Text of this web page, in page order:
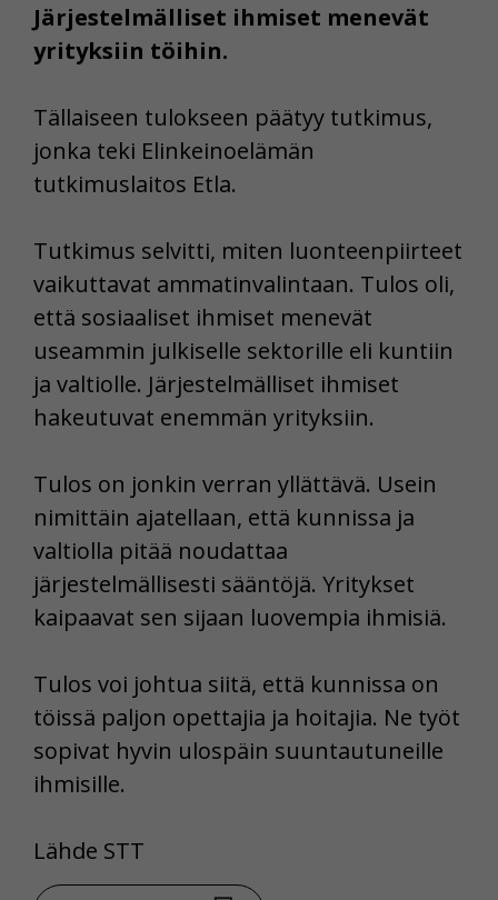
Järjestelmälliset ihmiset menevät
yrityksiin töihin.
Tällaiseen tulokseen päätyy tutkimus,
jonka teki Elinkeinoelämän
tutkimuslaitos Etla.
Tutkimus selvitti, miten luonteenpiirteet
vaikuttavat ammatinvalintaan. Tulos oli,
että sosiaaliset ihmiset menevät
useammin julkiselle sektorille eli kuntiin
ja valtiolle. Järjestelmälliset ihmiset
hakeutuvat enemmän yrityksiin.
Tulos on jonkin verran yllättävä. Usein
nimittäin ajatellaan, että kunnissa ja
valtiolla pitää noudattaa
järjestelmällisesti sääntöjä. Yritykset
kaipaavat sen sijaan luovempia ihmisiä.
Tulos voi johtua siitä, että kunnissa on
töissä paljon opettajia ja hoitajia. Ne työt
sopivat hyvin ulospäin suuntautuneille
ihmisille.
Lähde STT